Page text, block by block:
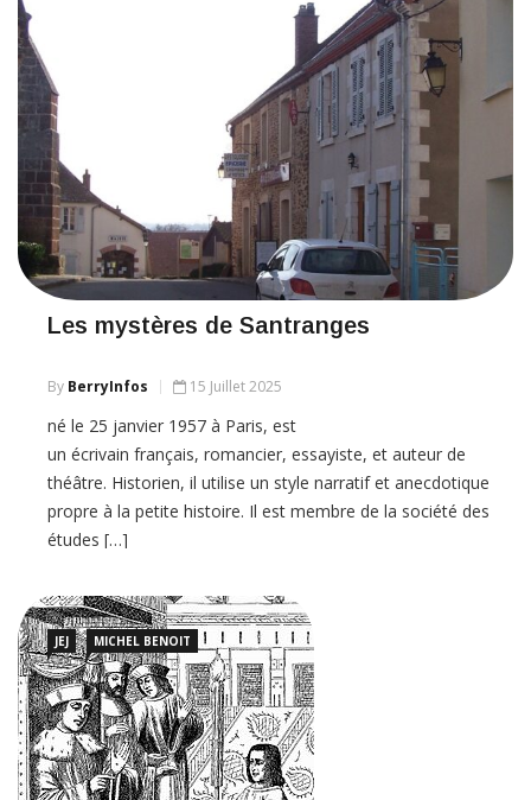
Les mystères de Santranges
By BerryInfos 15 Juillet 2025
né le 25 janvier 1957 à Paris, est
un écrivain français, romancier, essayiste, et auteur de
théâtre. Historien, il utilise un style narratif et anecdotique
propre à la petite histoire. Il est membre de la société des
études […]
JEJ MICHEL BENOIT